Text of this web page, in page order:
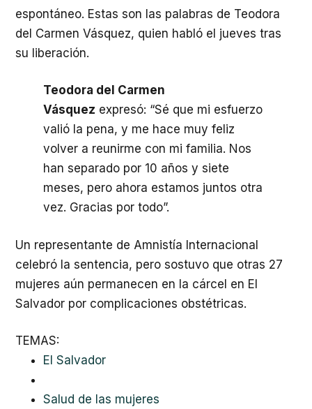
espontáneo. Estas son las palabras de Teodora
del Carmen Vásquez, quien habló el jueves tras
su liberación.
Teodora del Carmen
Vásquez expresó: “Sé que mi esfuerzo
valió la pena, y me hace muy feliz
volver a reunirme con mi familia. Nos
han separado por 10 años y siete
meses, pero ahora estamos juntos otra
vez. Gracias por todo”.
Un representante de Amnistía Internacional
celebró la sentencia, pero sostuvo que otras 27
mujeres aún permanecen en la cárcel en El
Salvador por complicaciones obstétricas.
TEMAS:
El Salvador
Salud de las mujeres